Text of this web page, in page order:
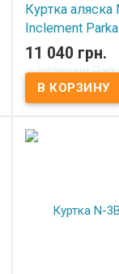
Куртка аляска
Inclement
Industries Gray
В наличии
11 040 грн.